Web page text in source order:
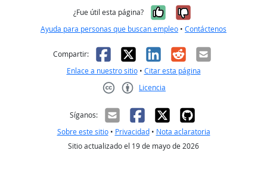
¿Fue útil esta página? Sí, fue útil
No, no fue
Ayuda para personas que buscan empleo • Contáctenos
Compartir: Facebook
X LinkedIn
RedditCorreo
Enlace a nuestro sitio• Citar esta página
Licencia
Síganos:
Sobre este sitio• Privacidad• Nota aclaratoria
Sitio actualizado el 19 de mayo de 2026